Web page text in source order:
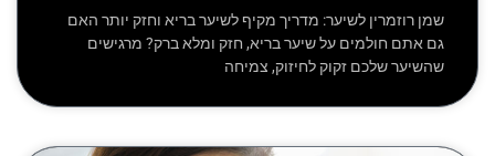
שמן רוזמרין לשיער: מדריך מקיף לשיער בריא וחזק יותר האם
גם אתם חולמים על שיער בריא, חזק ומלא ברק? מרגישים
שהשיער שלכם זקוק לחיזוק, צמיחה